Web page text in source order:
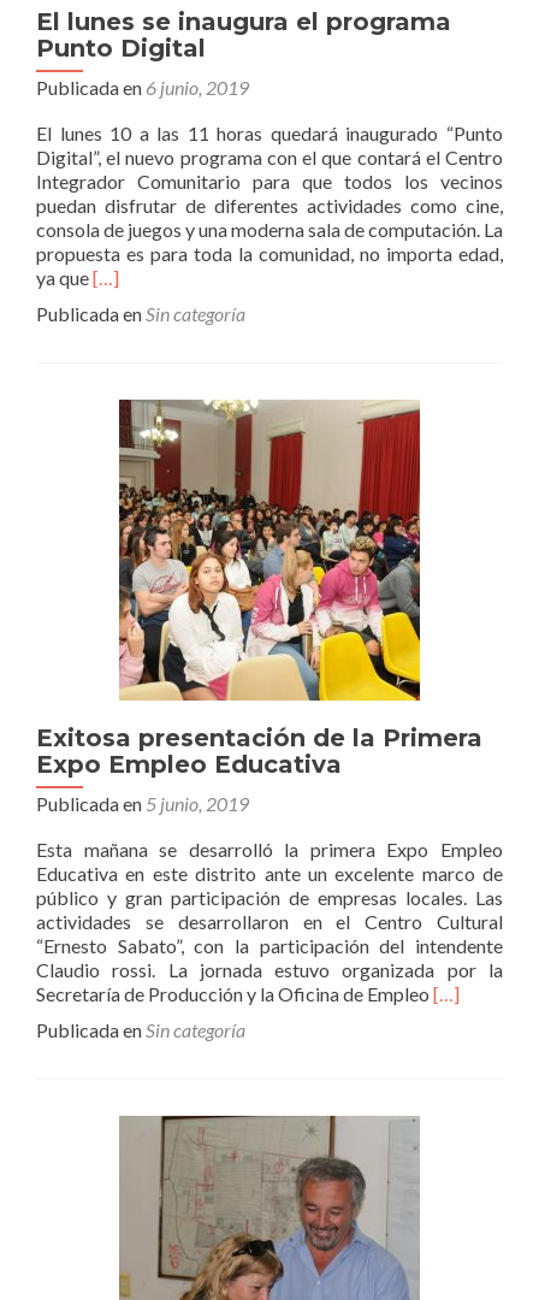
El lunes se inaugura el programa
Punto Digital
Publicada en 6 junio, 2019
El lunes 10 a las 11 horas quedará inaugurado “Punto
Digital”, el nuevo programa con el que contará el Centro
Integrador Comunitario para que todos los vecinos
puedan disfrutar de diferentes actividades como cine,
consola de juegos y una moderna sala de computación. La
propuesta es para toda la comunidad, no importa edad,
ya queLeer
lunes
programa
Punto
Digital
[…]
Publicada enSin categoría
Exitosa presentación de la Primera
Expo Empleo Educativa
Publicada en 5 junio, 2019
Esta mañana se desarrolló la primera Expo Empleo
Educativa en este distrito ante un excelente marco de
público y gran participación de empresas locales. Las
actividades se desarrollaron en el Centro Cultural
“Ernesto Sabato”, con la participación del intendente
Claudio rossi. La jornada estuvo organizada por la
Secretaría de Producción y la Oficina de Empleo Leer
[…]
Publicada enSin categoría